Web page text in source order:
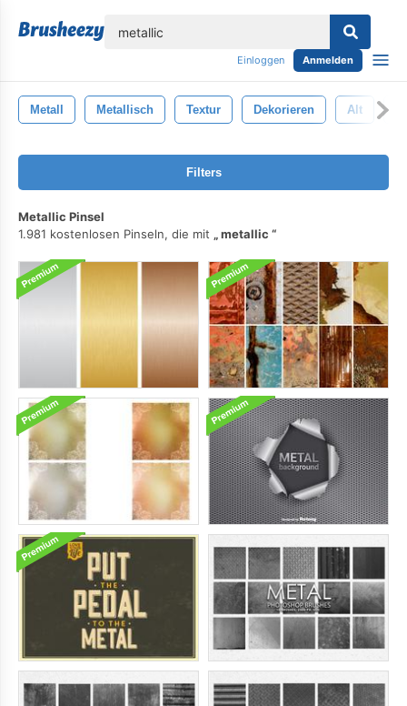
Einloggen Anmelden
Metall Metallisch Textur Dekorieren Alt
Filters
Metallic Pinsel
1.981 kostenlosen Pinseln, die mit
metallic